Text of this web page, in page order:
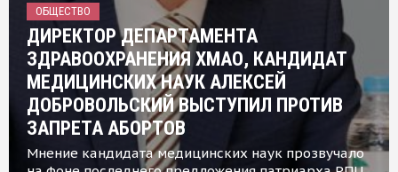
ОБЩЕСТВО
ДИРЕКТОР ДЕПАРТАМЕНТА
ЗДРАВООХРАНЕНИЯ ХМАО, КАНДИДАТ
МЕДИЦИНСКИХ НАУК АЛЕКСЕЙ
ДОБРОВОЛЬСКИЙ ВЫСТУПИЛ ПРОТИВ
ЗАПРЕТА АБОРТОВ
Мнение кандидата медицинских наук прозвучало